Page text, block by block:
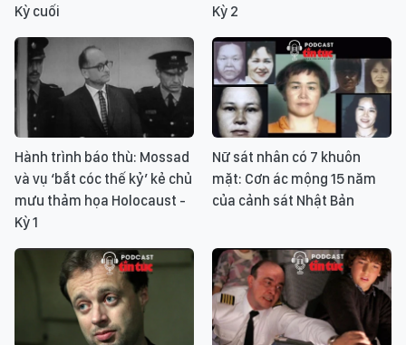
Kỳ cuối
Kỳ 2
Hành trình báo thù: Mossad
và vụ ‘bắt cóc thế kỷ’ kẻ chủ
mưu thảm họa Holocaust -
Kỳ 1
Nữ sát nhân có 7 khuôn
mặt: Cơn ác mộng 15 năm
của cảnh sát Nhật Bản